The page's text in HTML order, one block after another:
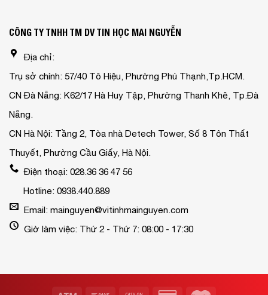
CÔNG TY TNHH TM DV TIN HỌC MAI NGUYỄN
Địa chỉ:
Trụ sở chính: 57/40 Tô Hiệu, Phường Phú Thạnh,Tp.HCM.
CN Đà Nẵng: K62/17 Hà Huy Tập, Phường Thanh Khê, Tp.Đà
Nẵng.
CN Hà Nội: Tầng 2, Tòa nhà Detech Tower, Số 8 Tôn Thất
Thuyết, Phường Cầu Giấy, Hà Nội.
Điện thoại: 028.36 36 47 56
Hotline: 0938.440.889
Email: mainguyen@vitinhmainguyen.com
Giờ làm việc: Thứ 2 - Thứ 7: 08:00 - 17:30